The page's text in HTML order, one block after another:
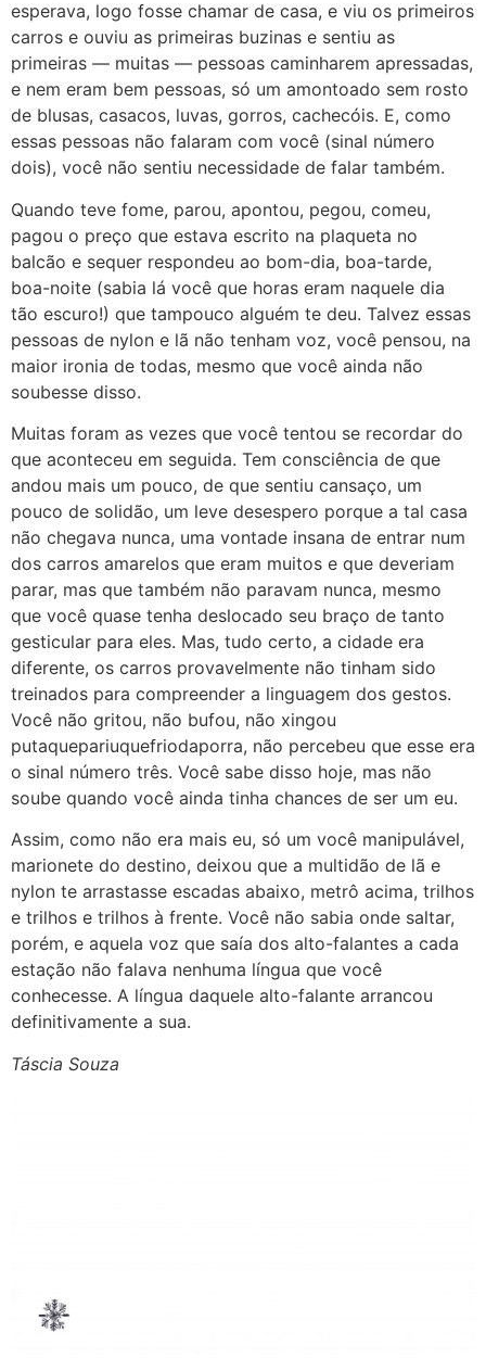
esperava, logo fosse chamar de casa, e viu os primeiros
carros e ouviu as primeiras buzinas e sentiu as
primeiras — muitas — pessoas caminharem apressadas,
e nem eram bem pessoas, só um amontoado sem rosto
de blusas, casacos, luvas, gorros, cachecóis. E, como
essas pessoas não falaram com você (sinal número
dois), você não sentiu necessidade de falar também.
Quando teve fome, parou, apontou, pegou, comeu,
pagou o preço que estava escrito na plaqueta no
balcão e sequer respondeu ao bom-dia, boa-tarde,
boa-noite (sabia lá você que horas eram naquele dia
tão escuro!) que tampouco alguém te deu. Talvez essas
pessoas de nylon e lã não tenham voz, você pensou, na
maior ironia de todas, mesmo que você ainda não
soubesse disso.
Muitas foram as vezes que você tentou se recordar do
que aconteceu em seguida. Tem consciência de que
andou mais um pouco, de que sentiu cansaço, um
pouco de solidão, um leve desespero porque a tal casa
não chegava nunca, uma vontade insana de entrar num
dos carros amarelos que eram muitos e que deveriam
parar, mas que também não paravam nunca, mesmo
que você quase tenha deslocado seu braço de tanto
gesticular para eles. Mas, tudo certo, a cidade era
diferente, os carros provavelmente não tinham sido
treinados para compreender a linguagem dos gestos.
Você não gritou, não bufou, não xingou
putaquepariuquefriodaporra, não percebeu que esse era
o sinal número três. Você sabe disso hoje, mas não
soube quando você ainda tinha chances de ser um eu.
Assim, como não era mais eu, só um você manipulável,
marionete do destino, deixou que a multidão de lã e
nylon te arrastasse escadas abaixo, metrô acima, trilhos
e trilhos e trilhos à frente. Você não sabia onde saltar,
porém, e aquela voz que saía dos alto-falantes a cada
estação não falava nenhuma língua que você
conhecesse. A língua daquele alto-falante arrancou
definitivamente a sua.
Táscia Souza